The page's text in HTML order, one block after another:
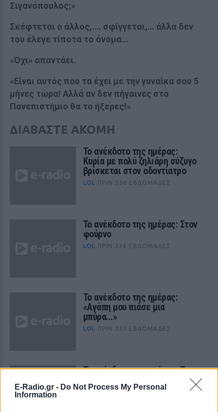
E-Radio.gr - Do Not Process My Personal
Information
Σιγανόπουλος;»
Σκέφτεται ο άλλος,…. σφίγγεται,… άλλα δεν
του έλεγε τίποτα το όνομα…
«Όχι» απαντάει.
«Είναι αυτός που τα έχει με την γυναίκα σου 5
μήνες τώρα! Αλλά αν δεν πήγαινες στο
Πανεπιστήμιο θα το ήξερες!»
ΔΙΑΒΑΣΤΕ ΑΚΟΜΗ
Το ανέκδοτο της ημέρας:
Κυρία με πολύ ζηλιάρη σύζυγο
βρίσκεται στον οδοντίατρο
LOL ΠΡΙΝ 336 ΕΒΔΟΜΆΔΕΣ
Το ανέκδοτο της ημέρας: Στον
φούρνο
LOL ΠΡΙΝ 336 ΕΒΔΟΜΆΔΕΣ
Το ανέκδοτο της ημέρας:
«Αγάπη μου πιάσε μια
μπύρα...»
LOL ΠΡΙΝ 335 ΕΒΔΟΜΆΔΕΣ
Το ανέκδοτο της ημέρας: Τα
εξετάσεων